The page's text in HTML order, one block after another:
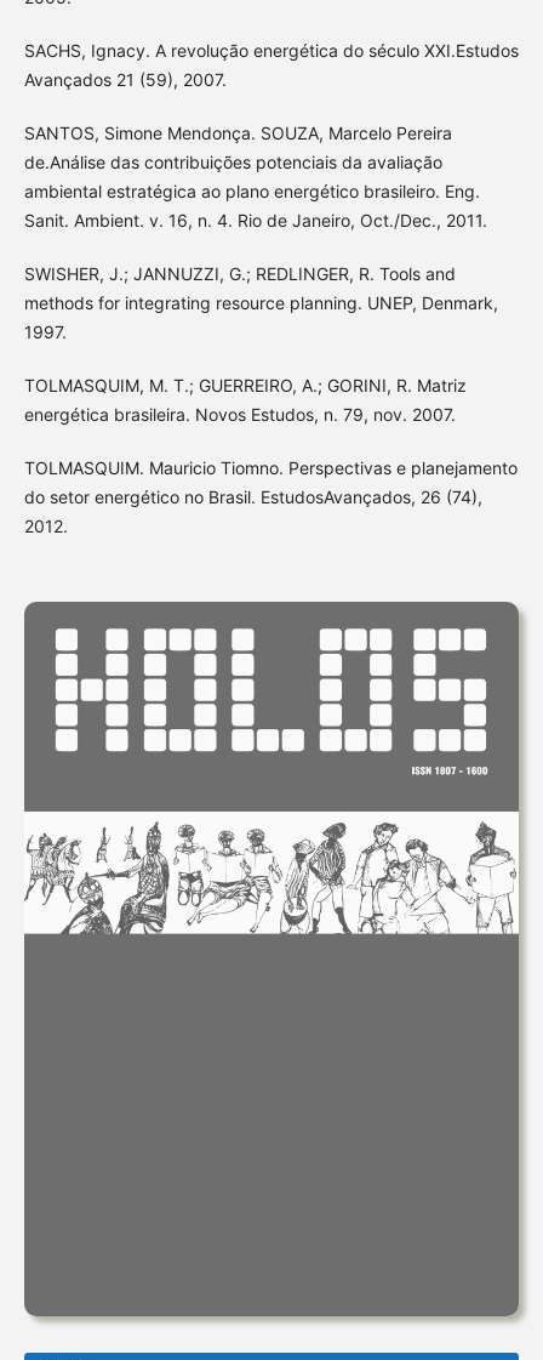
SACHS, Ignacy. A revolução energética do século XXI.Estudos
Avançados 21 (59), 2007.
SANTOS, Simone Mendonça. SOUZA, Marcelo Pereira
de.Análise das contribuições potenciais da avaliação
ambiental estratégica ao plano energético brasileiro. Eng.
Sanit. Ambient. v. 16, n. 4. Rio de Janeiro, Oct./Dec., 2011.
SWISHER, J.; JANNUZZI, G.; REDLINGER, R. Tools and
methods for integrating resource planning. UNEP, Denmark,
1997.
TOLMASQUIM, M. T.; GUERREIRO, A.; GORINI, R. Matriz
energética brasileira. Novos Estudos, n. 79, nov. 2007.
TOLMASQUIM. Mauricio Tiomno. Perspectivas e planejamento
do setor energético no Brasil. EstudosAvançados, 26 (74),
2012.